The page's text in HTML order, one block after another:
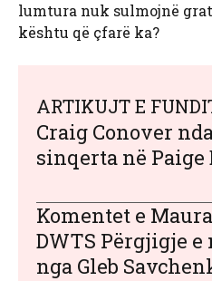
lumtura nuk sulmojnë
kështu që çfarë ka?
ARTIKUJT E
Craig Conover
sinqerta në Paige
Komentet e
DWTS Përgjigje
nga Gleb